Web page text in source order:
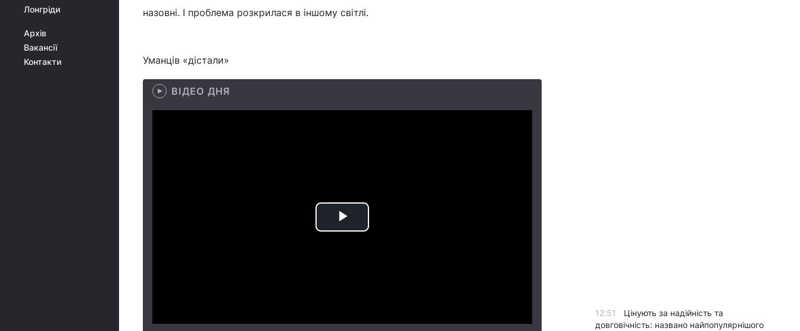
Лонгріди
Архів
Вакансії
Контакти
назовні. І проблема розкрилася в іншому світлі.
Уманців «дістали»
ВІДЕО ДНЯ
Play
12:51
Цінують за надійність та
довговічність: названо найпопулярнішого